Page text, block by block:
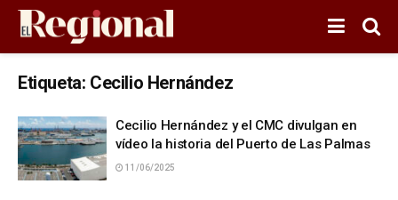
Etiqueta: Cecilio Hernández
Cecilio Hernández y el CMC divulgan en
vídeo la historia del Puerto de Las Palmas
11/06/2025